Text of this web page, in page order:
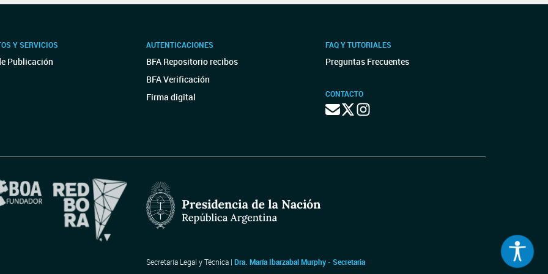
Y SERVICIOS
Publicación
AUTENTICACIONES
BFA Repositorio recibos
BFA Verificación
Firma digital
FAQ Y TUTORIALES
Preguntas Frecuentes
CONTACTO
Secretaría Legal y Técnica | Dra. María Ibarzabal Murphy - Secretaria